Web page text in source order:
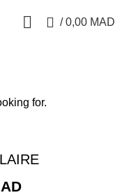
/ 0,00 MAD
for.